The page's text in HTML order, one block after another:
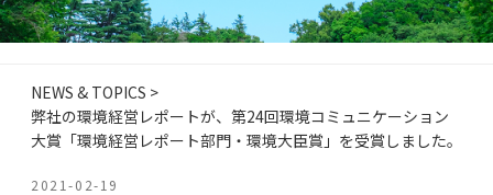
NEWS & TOPICS >
弊社の環境経営レポートが、第24回環境コミュニケーション
大賞「環境経営レポート部門・環境大臣賞」を受賞しました。
2021-02-19